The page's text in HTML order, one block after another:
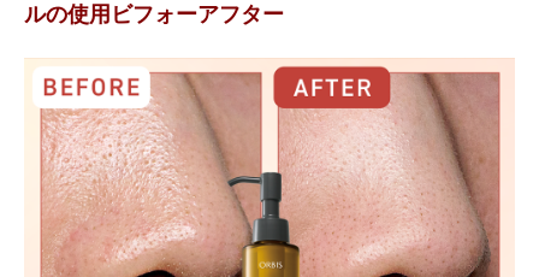
ルの使用ビフォーアフター